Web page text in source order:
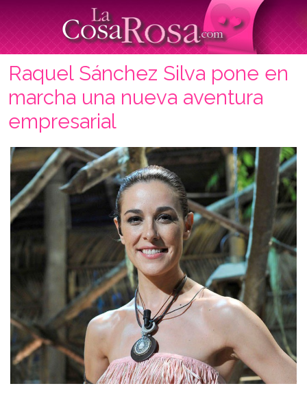
Raquel Sánchez Silva pone en
marcha una nueva aventura
empresarial